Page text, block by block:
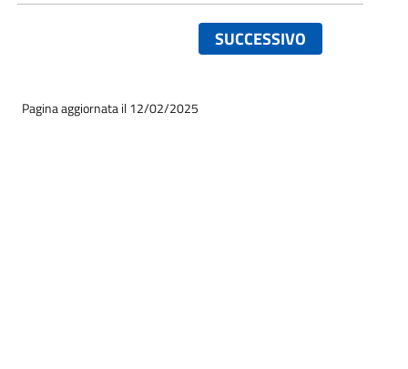
SUCCESSIVO
Pagina aggiornata il 12/02/2025